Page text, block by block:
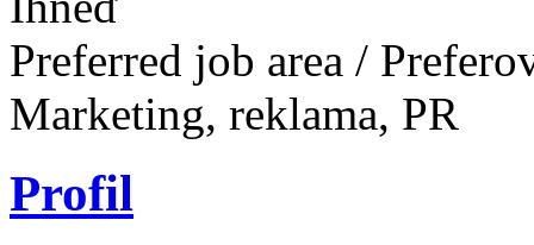
Preferred job area /
Marketing, reklama, PR
Profil